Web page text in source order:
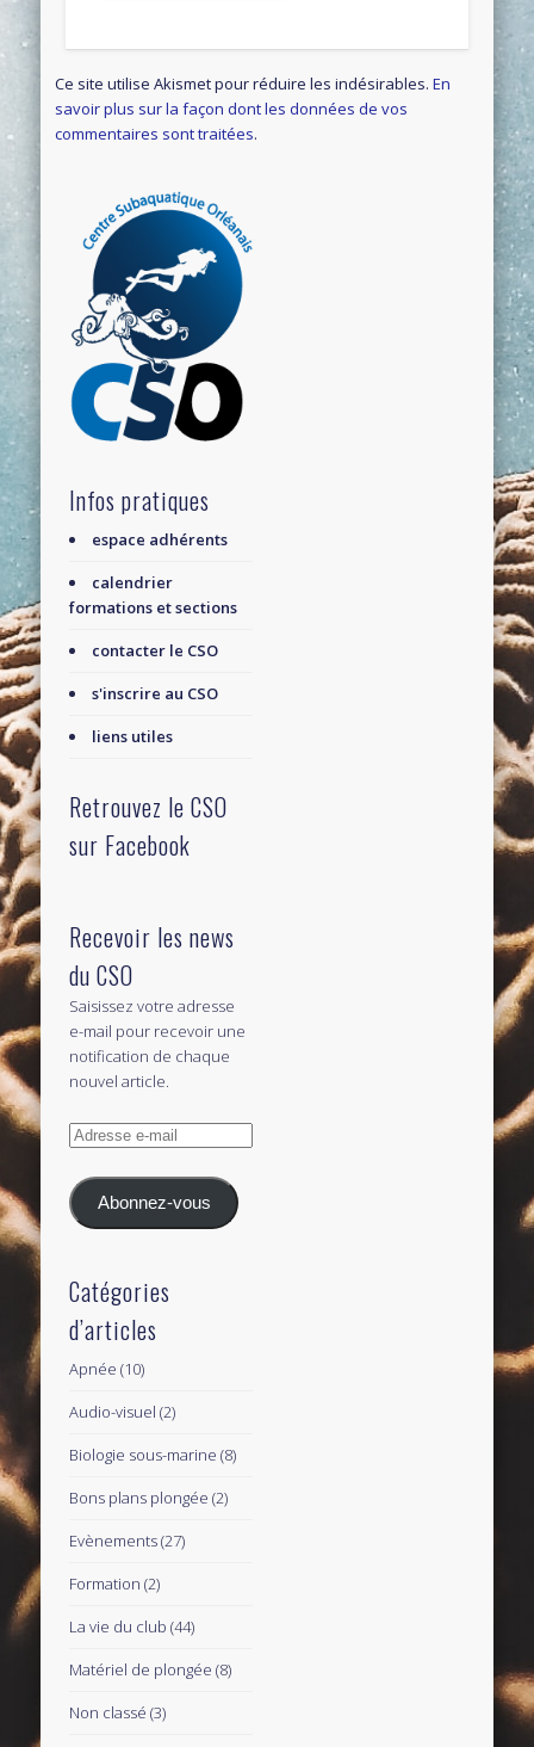
Ce site utilise Akismet pour réduire les indésirables.En
savoir plus sur la façon dont les données de vos
commentaires sont traitées.
Infos pratiques
espace adhérents
calendrier
formations et sections
contacter le CSO
s'inscrire au CSO
liens utiles
Retrouvez le CSO
sur Facebook
Recevoir les news
du CSO
Saisissez votre adresse
e-mail pour recevoir une
notification de chaque
nouvel article.
Adresse
mail
Abonnez-vous
Catégories
d’articles
Apnée (10)
Audio-visuel (2)
Biologie sous-marine (8)
Bons plans plongée (2)
Evènements(27)
Formation (2)
La vie du club (44)
Matériel de plongée (8)
Non classé (3)